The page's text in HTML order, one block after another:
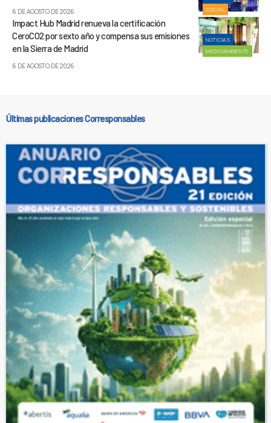
SOCIAL
6 DE AGOSTO DE 2026
NOTICIAS
MEDIOAMBIENTE
Impact Hub Madrid renueva la certificación
CeroCO2 por sexto año y compensa sus emisiones
en la Sierra de Madrid
6 DE AGOSTO DE 2026
Últimas publicaciones Corresponsables